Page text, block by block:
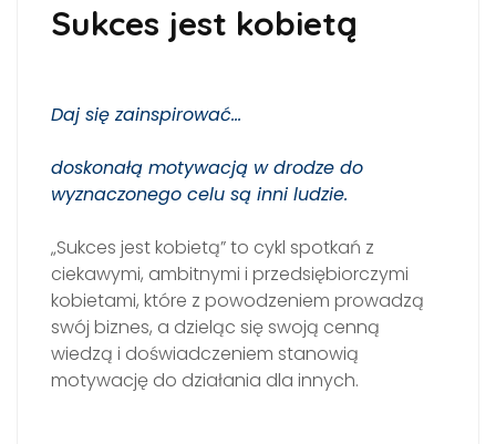
Sukces jest kobietą
Daj się zainspirować…
doskonałą motywacją w drodze do
wyznaczonego celu są inni ludzie.
„Sukces jest kobietą” to cykl spotkań z
ciekawymi, ambitnymi i przedsiębiorczymi
kobietami, które z powodzeniem prowadzą
swój biznes, a dzieląc się swoją cenną
wiedzą i doświadczeniem stanowią
motywację do działania dla innych.